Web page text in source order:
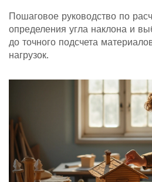
Пошаговое руководство по
определения угла наклона и
до точного подсчета
нагрузок.